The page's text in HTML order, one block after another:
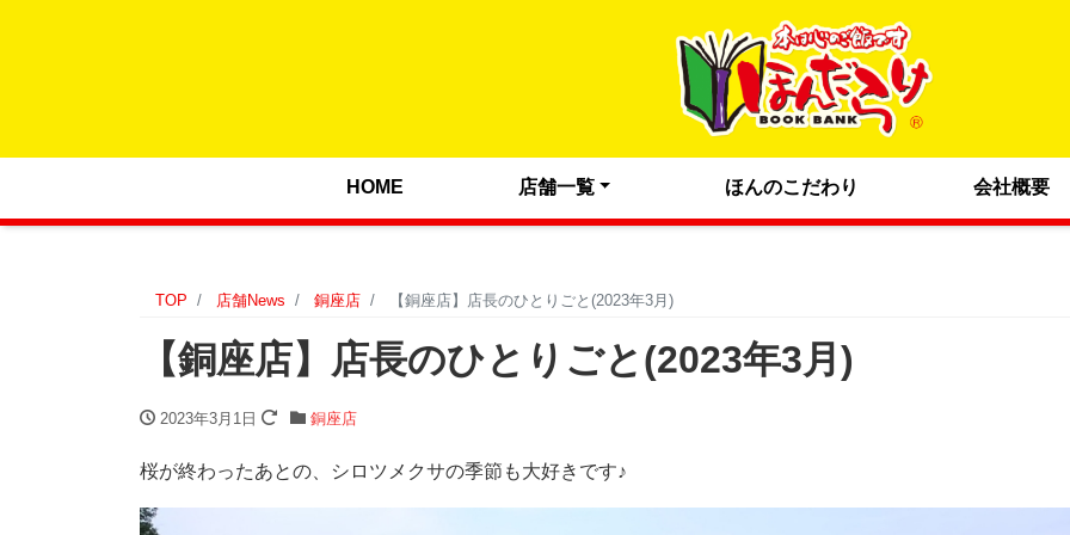
HOME 店舗一覧 ほんのこだわり 会社概要
TOP 店舗News 銅座店 【銅座店】店長のひとりごと(2023年3月)
【銅座店】店長のひとりごと(2023年3月)
2023年3月1日 銅座店
桜が終わったあとの、シロツメクサの季節も大好きです♪